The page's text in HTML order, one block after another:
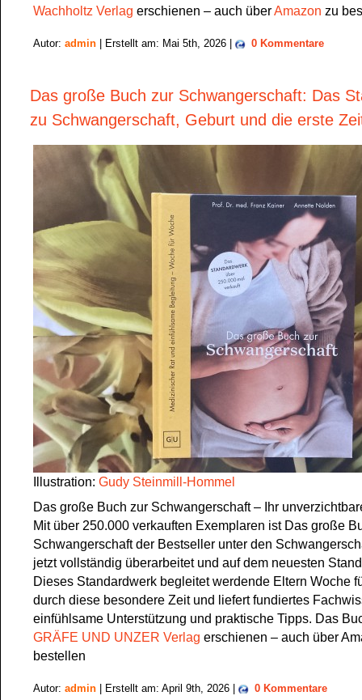
Wachholtz Verlag erschienen – auch überAmazon zu
Autor: admin | Erstellt am: Mai 5th, 2026 | 0 Kommentare
Das große Buch zur Schwangerschaft: Das
zu Schwangerschaft, Geburt und die erste
Illustration: Gudy Steinmill-Hommel
Das große Buch zur Schwangerschaft – Ihr
Mit über 250.000 verkauften Exemplaren ist Das große
Schwangerschaft der Bestseller unter den
jetzt vollständig überarbeitet und auf dem neuesten
Dieses Standardwerk begleitet werdende Eltern Woche
durch diese besondere Zeit und liefert fundiertes
einfühlsame Unterstützung und praktische Tipps. Das
GRÄFE UND UNZER Verlag erschienen – auch über
bestellen
Autor: admin | Erstellt am: April 9th, 2026 | 0 Kommentare